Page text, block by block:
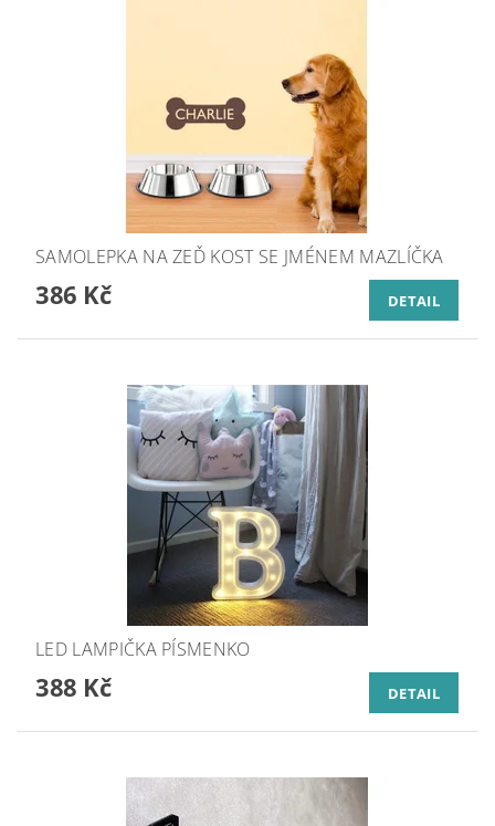
SAMOLEPKA NA ZEĎ KOST SE JMÉNEM MAZLÍČKA
386 Kč DETAIL
LED LAMPIČKA PÍSMENKO
388 Kč DETAIL